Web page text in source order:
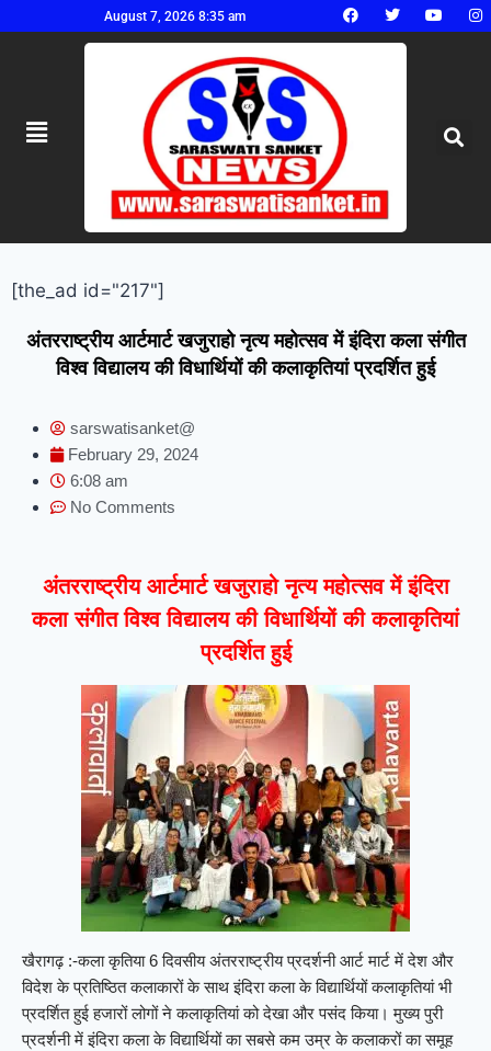
August 7, 2026 8:35 am
[the_ad id="217"]
अंतरराष्ट्रीय आर्टमार्ट खजुराहो नृत्य महोत्सव में इंदिरा कला संगीत
विश्व विद्यालय की विधार्थियों की कलाकृतियां प्रदर्शित हुई
sarswatisanket@
February 29, 2024
6:08 am
No Comments
अंतरराष्ट्रीय आर्टमार्ट खजुराहो नृत्य महोत्सव में इंदिरा
कला संगीत विश्व विद्यालय की विधार्थियों की कलाकृतियां
प्रदर्शित हुई
खैरागढ़ :-कला कृतिया 6 दिवसीय अंतरराष्ट्रीय प्रदर्शनी आर्ट मार्ट में देश और
विदेश के प्रतिष्ठित कलाकारों के साथ इंदिरा कला के विद्यार्थियों कलाकृतियां भी
प्रदर्शित हुई हजारों लोगों ने कलाकृतियां को देखा और पसंद किया। मुख्य पुरी
प्रदर्शनी में इंदिरा कला के विद्यार्थियों का सबसे कम उम्र के कलाकरों का समूह